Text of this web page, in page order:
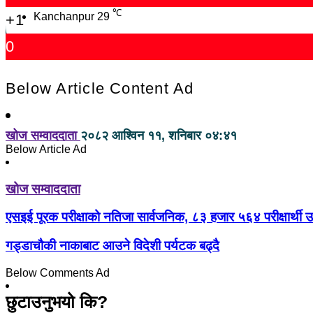
Kanchanpur 29 ℃
+1
0
Below Article Content Ad
खोज सम्वाददाता २०८२ आश्विन ११, शनिबार ०४:४१
Below Article Ad
खोज सम्वाददाता
एसइई पूरक परीक्षाको नतिजा सार्वजनिक, ८३ हजार ५६४ परीक्षार्थी
गड्डाचौकी नाकाबाट आउने विदेशी पर्यटक बढ्दै
Below Comments Ad
छुटाउनुभयो कि?